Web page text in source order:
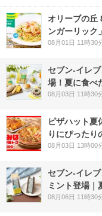
オリーブの丘
ンガーリック
08月01日 11時30
セブン‐イレ
場！夏に食べ
08月03日 11時30
ピザハット夏
りにぴったり
08月03日 13時00
セブン‐イレ
ミント登場｜
08月06日 11時30